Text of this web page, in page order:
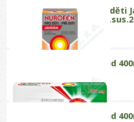
Nurofen pro děti
20mg/ml
Nurofen Rapid
Nurofen Rapid